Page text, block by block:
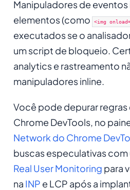
Manipuladores de
elementos (como
<img
executados se o
um script de bloqueio.
analytics e rastreamento
manipuladores inline.
Você pode depurar
Chrome DevTools, no
Network do Chrome
buscas especulativas
Real User Monitoring para
na INP e LCP após a